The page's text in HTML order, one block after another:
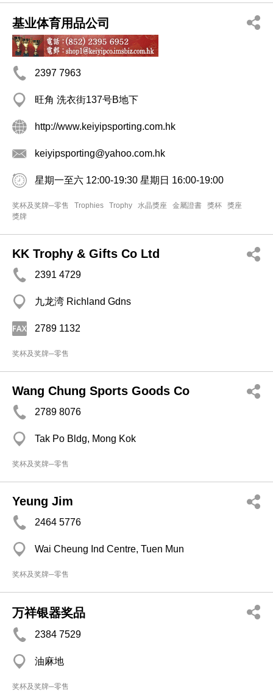
基业体育用品公司
2397 7963
旺角 洗衣街137号B地下
http://www.keiyipsporting.com.hk
keiyipsporting@yahoo.com.hk
星期一至六 12:00-19:30 星期日 16:00-19:00
奖杯及奖牌─零售 Trophies Trophy 水晶獎座 金屬證書 獎杯
獎座
獎牌
KK Trophy & Gifts Co Ltd
2391 4729
九龙湾 Richland Gdns
2789 1132
奖杯及奖牌─零售
Wang Chung Sports Goods Co
2789 8076
Tak Po Bldg, Mong Kok
奖杯及奖牌─零售
Yeung Jim
2464 5776
Wai Cheung Ind Centre, Tuen Mun
奖杯及奖牌─零售
万祥银器奖品
2384 7529
油麻地
奖杯及奖牌─零售